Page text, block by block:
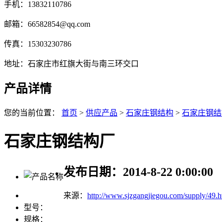
手机：13832110786
邮箱：66582854@qq.com
传真：15303230786
地址：石家庄市红旗大街与南三环交口
产品详情
您的当前位置： 首页 > 供应产品 > 石家庄钢结构 > 石家庄钢
石家庄钢结构厂
发布日期：2014-8-22 0:00:00
来源： http://www.sjzgangjiegou.com/supply/
型号：
规格：